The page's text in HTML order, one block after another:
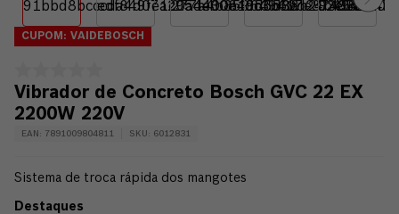
CUPOM: VAIDEBOSCH
Vibrador de Concreto Bosch GVC 22 EX
2200W 220V
EAN : 7891009804811 SKU : 6012831
Sistema de troca rápida dos mangotes